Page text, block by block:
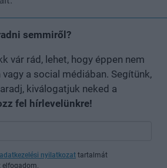
semmiről?
vár rád, lehet, hogy éppen nem
vagy a social médiában. Segítünk,
kiválogatjuk neked a
fel hírlevelünkre!
adatkezelési nyilatkozat tartalmát
elfogadom.